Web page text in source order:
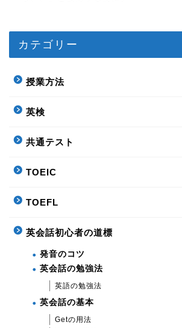
カテゴリー
授業方法
英検
共通テスト
TOEIC
TOEFL
英会話初心者の道標
発音のコツ
英会話の勉強法
英語の勉強法
英会話の基本
Getの用法